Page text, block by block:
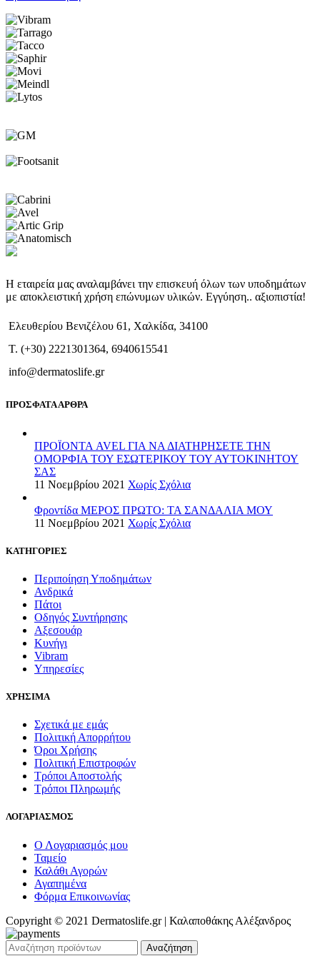
Η εταιρεία μας αναλαμβάνει την επισκευή όλων των υποδημάτων
με αποκλειστική χρήση επώνυμων υλικών. Εγγύηση.. αξιοπιστία!
Ελευθερίου Βενιζέλου 61, Χαλκίδα, 34100
T. (+30) 2221301364, 6940615541
info@dermatoslife.gr
ΠΡΟΣΦΑΤΑ ΑΡΘΡΑ
ΠΡΟΪΟΝΤΑ AVEL ΓΙΑ ΝΑ ΔΙΑΤΗΡΗΣΕΤΕ ΤΗΝ
ΟΜΟΡΦΙΑ ΤΟΥ ΕΣΩΤΕΡΙΚΟΥ ΤΟΥ ΑΥΤΟΚΙΝΗΤΟΥ
ΣΑΣ
11 Νοεμβρίου 2021 Χωρίς Σχόλια
Φροντίδα ΜΕΡΟΣ ΠΡΩΤΟ: ΤΑ ΣΑΝΔΑΛΙΑ ΜΟΥ
11 Νοεμβρίου 2021 Χωρίς Σχόλια
ΚΑΤΗΓΟΡΙΕΣ
Περιποίηση Υποδημάτων
Ανδρικά
Πάτοι
Οδηγός Συντήρησης
Αξεσουάρ
Κυνήγι
Vibram
Υπηρεσίες
ΧΡΗΣΙΜΑ
Σχετικά με εμάς
Πολιτική Απορρήτου
Όροι Χρήσης
Πολιτική Επιστροφών
Τρόποι Αποστολής
Τρόποι Πληρωμής
ΛΟΓΑΡΙΑΣΜΟΣ
Ο Λογαριασμός μου
Ταμείο
Καλάθι Αγορών
Αγαπημένα
Φόρμα Επικοινωνίας
Copyright © 2021 Dermatoslife.gr | Καλαποθάκης Αλέξανδρος
Αναζήτηση